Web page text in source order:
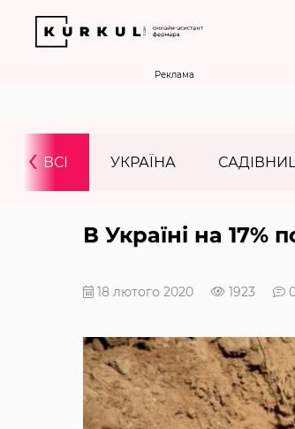
Реклама
ВСІ УКРАЇНА
‹
В Україні на
18 лютого 2020 1923